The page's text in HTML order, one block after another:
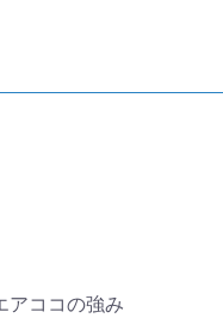
アココの強み